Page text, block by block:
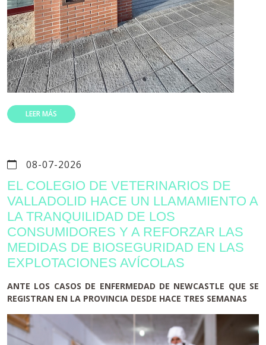
LEER MÁS
08-07-2026
EL COLEGIO DE VETERINARIOS DE
VALLADOLID HACE UN LLAMAMIENTO A
LA TRANQUILIDAD DE LOS
CONSUMIDORES Y A REFORZAR LAS
MEDIDAS DE BIOSEGURIDAD EN LAS
EXPLOTACIONES AVÍCOLAS
ANTE LOS CASOS DE ENFERMEDAD DE NEWCASTLE QUE SE
REGISTRAN EN LA PROVINCIA DESDE HACE TRES SEMANAS